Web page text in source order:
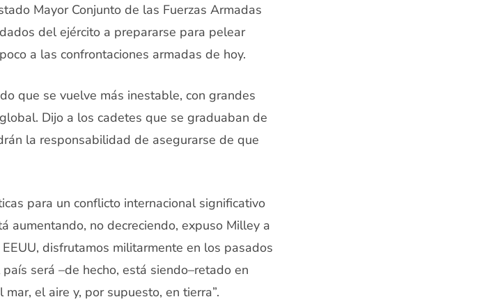
Mayor Conjunto de las Fuerzas Armadas
del ejército a prepararse para pelear
a las confrontaciones armadas de hoy.
que se vuelve más inestable, con grandes
Dijo a los cadetes que se graduaban de
la responsabilidad de asegurarse de que
para un conflicto internacional significativo
aumentando, no decreciendo, expuso Milley a
disfrutamos militarmente en los pasados
será –de hecho, está siendo–retado en
el aire y, por supuesto, en tierra”.